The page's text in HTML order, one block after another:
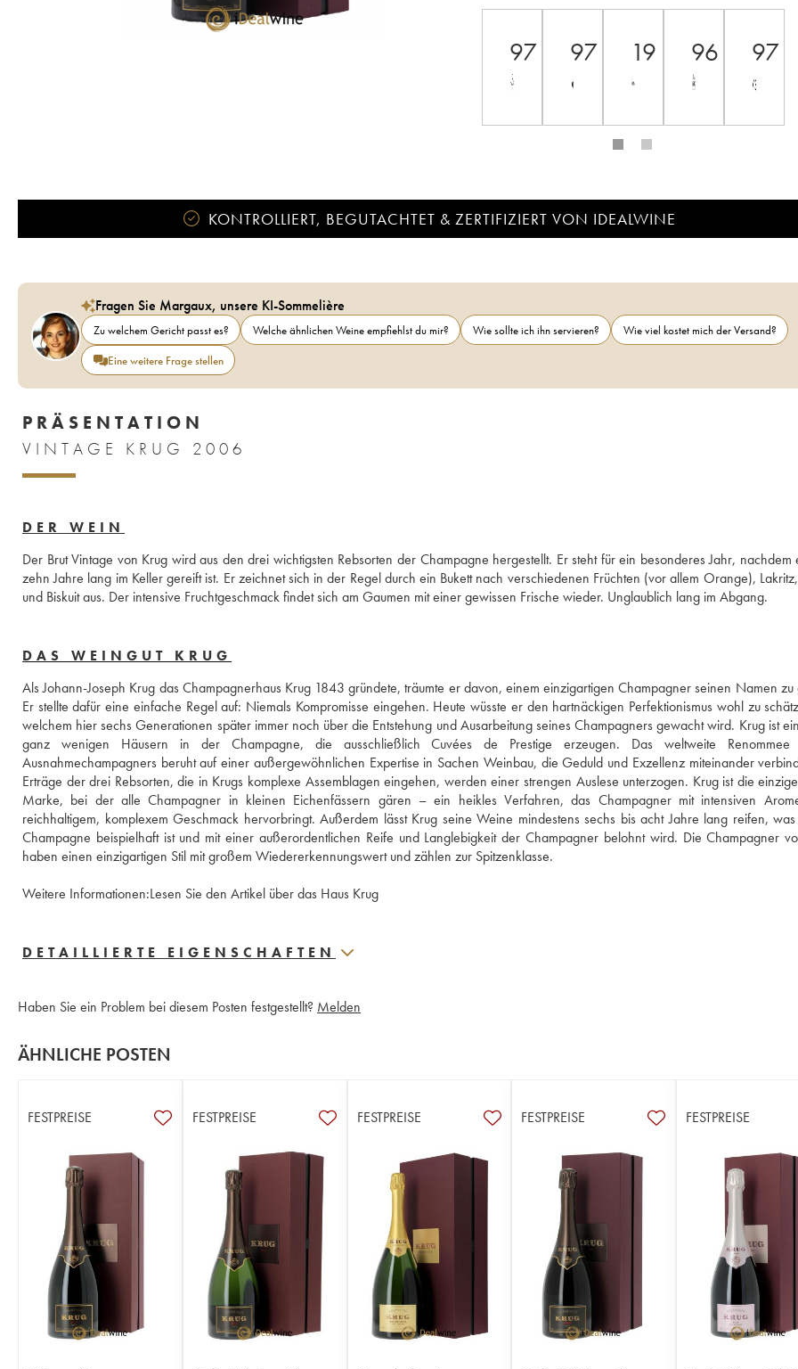
97 97 19 96 97
KONTROLLIERT, BEGUTACHTET & ZERTIFIZIERT VON IDEALWINE
Fragen Sie Margaux, unsere KI-Sommelière
Zu welchem Gericht passt es? Welche ähnlichen Weine empfiehlst du mir? Wie sollte ich ihn servieren?
Wie viel kostet mich der Versand?
Eine weitere Frage stellen
PRÄSENTATION
VINTAGE KRUG 2006
DER WEIN
Der Brut Vintage von Krug wird aus den drei wichtigsten Rebsorten der Champagne hergestellt. Er steht für ein besonderes Jahr, nachdem
zehn Jahre lang im Keller gereift ist. Er zeichnet sich in der Regel durch ein Bukett nach verschiedenen Früchten (vor allem Orange),
und Biskuit aus. Der intensive Fruchtgeschmack findet sich am Gaumen mit einer gewissen Frische wieder. Unglaublich lang im Abgang.
DAS WEINGUT KRUG
Als Johann-Joseph Krug das Champagnerhaus Krug 1843 gründete, träumte er davon, einem einzigartigen Champagner seinen Namen zu
Er stellte dafür eine einfache Regel auf: Niemals Kompromisse eingehen. Heute wüsste er den hartnäckigen Perfektionismus wohl zu
welchem hier sechs Generationen später immer noch über die Entstehung und Ausarbeitung seines Champagners gewacht wird. Krug ist
ganz wenigen Häusern in der Champagne, die ausschließlich Cuvées de Prestige erzeugen. Das weltweite Renommee
Ausnahmechampagners beruht auf einer außergewöhnlichen Expertise in Sachen Weinbau, die Geduld und Exzellenz miteinander
Erträge der drei Rebsorten, die in Krugs komplexe Assemblagen eingehen, werden einer strengen Auslese unterzogen. Krug ist die
Marke, bei der alle Champagner in kleinen Eichenfässern gären – ein heikles Verfahren, das Champagner mit intensiven
reichhaltigem, komplexem Geschmack hervorbringt. Außerdem lässt Krug seine Weine mindestens sechs bis acht Jahre lang reifen,
Champagne beispielhaft ist und mit einer außerordentlichen Reife und Langlebigkeit der Champagner belohnt wird. Die Champagner
haben einen einzigartigen Stil mit großem Wiedererkennungswert und zählen zur Spitzenklasse.
Weitere Informationen:Lesen Sie den Artikel über das Haus Krug
DETAILLIERTE EIGENSCHAFTEN
Haben Sie ein Problem bei diesem Posten festgestellt? Melden
ÄHNLICHE POSTEN
FESTPREISE FESTPREISE FESTPREISE FESTPREISE FESTPREISE